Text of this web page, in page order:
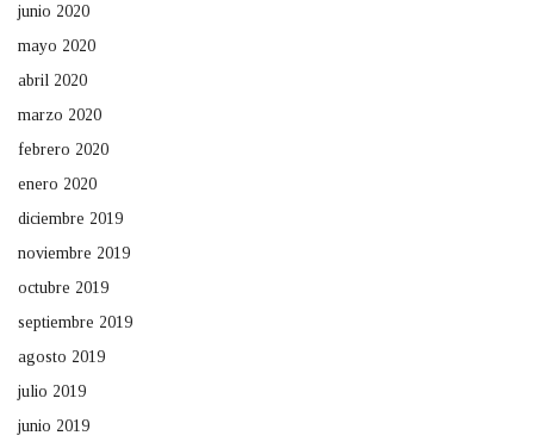
junio 2020
mayo 2020
abril 2020
marzo 2020
febrero 2020
enero 2020
diciembre 2019
noviembre 2019
octubre 2019
septiembre 2019
agosto 2019
julio 2019
junio 2019